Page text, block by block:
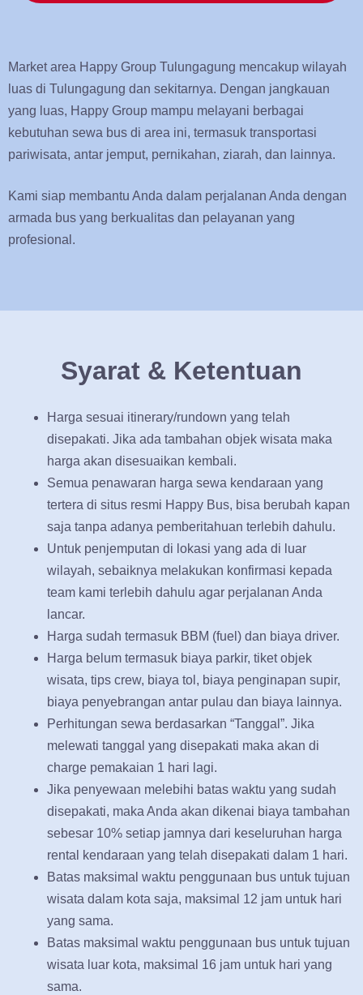
Market area Happy Group Tulungagung mencakup wilayah
luas di Tulungagung dan sekitarnya. Dengan jangkauan
yang luas, Happy Group mampu melayani berbagai
kebutuhan sewa bus di area ini, termasuk transportasi
pariwisata, antar jemput, pernikahan, ziarah, dan lainnya.
Kami siap membantu Anda dalam perjalanan Anda dengan
armada bus yang berkualitas dan pelayanan yang
profesional.
Syarat & Ketentuan
Harga sesuai itinerary/rundown yang telah
disepakati. Jika ada tambahan objek wisata maka
harga akan disesuaikan kembali.
Semua penawaran harga sewa kendaraan yang
tertera di situs resmi Happy Bus, bisa berubah kapan
saja tanpa adanya pemberitahuan terlebih dahulu.
Untuk penjemputan di lokasi yang ada di luar
wilayah, sebaiknya melakukan konfirmasi kepada
team kami terlebih dahulu agar perjalanan Anda
lancar.
Harga sudah termasuk BBM (fuel) dan biaya driver.
Harga belum termasuk biaya parkir, tiket objek
wisata, tips crew, biaya tol, biaya penginapan supir,
biaya penyebrangan antar pulau dan biaya lainnya.
Perhitungan sewa berdasarkan “Tanggal”. Jika
melewati tanggal yang disepakati maka akan di
charge pemakaian 1 hari lagi.
Jika penyewaan melebihi batas waktu yang sudah
disepakati, maka Anda akan dikenai biaya tambahan
sebesar 10% setiap jamnya dari keseluruhan harga
rental kendaraan yang telah disepakati dalam 1 hari.
Batas maksimal waktu penggunaan bus untuk tujuan
wisata dalam kota saja, maksimal 12 jam untuk hari
yang sama.
Batas maksimal waktu penggunaan bus untuk tujuan
wisata luar kota, maksimal 16 jam untuk hari yang
sama.